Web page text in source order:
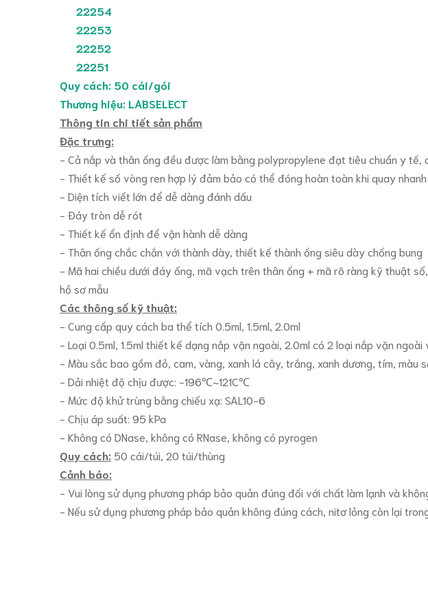
22254
22253
22252
22251
Quy cách: 50 cái/gói
Thương hiệu: LABSELECT
Thông tin chi tiết sản phẩm
Đặc trưng:
- Cả nắp và thân ống đều được làm bằng polypropylene đạt tiêu chuẩn y tế,
- Thiết kế số vòng ren hợp lý đảm bảo có thể đóng hoàn toàn khi quay nhanh
- Diện tích viết lớn để dễ dàng đánh dấu
- Đáy tròn dễ rót
- Thiết kế ổn định để vận hành dễ dàng
- Thân ống chắc chắn với thành dày, thiết kế thành ống siêu dày chống bung
- Mã hai chiều dưới đáy ống, mã vạch trên thân ống + mã rõ ràng kỹ thuật
hồ sơ mẫu
Các thông số kỹ thuật:
- Cung cấp quy cách ba thể tích 0.5ml, 1.5ml, 2.0ml
- Loại 0.5ml, 1.5ml thiết kế dạng nắp vặn ngoài, 2.0ml có 2 loại nắp vặn
- Màu sắc bao gồm đỏ, cam, vàng, xanh lá cây, trắng, xanh dương, tím, màu
- Dải nhiệt độ chịu được: -196℃~121C℃
- Mức độ khử trùng bằng chiếu xạ: SAL10-6
- Chịu áp suất: 95 kPa
- Không có DNase, không có RNase, không có pyrogen
Quy cách: 50 cái/túi, 20 túi/thùng
Cảnh báo:
- Vui lòng sử dụng phương pháp bảo quản đúng đối với chất làm lạnh và
- Nếu sử dụng phương pháp bảo quản không đúng cách, nitơ lỏng còn lại